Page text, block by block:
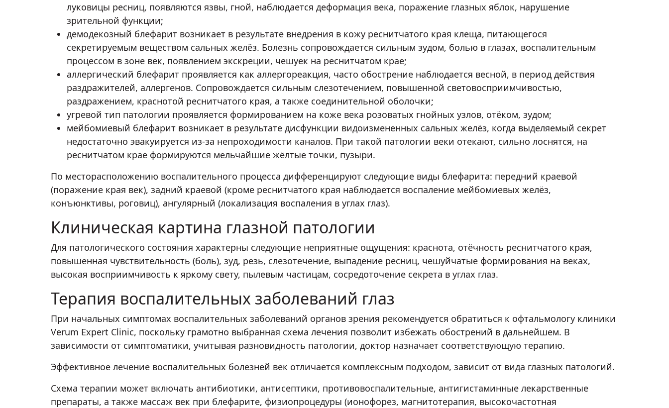
луковицы ресниц, появляются язвы, гной, наблюдается деформация века, поражение глазных яблок, нарушение
зрительной функции;
демодекозный блефарит возникает в результате внедрения в кожу реснитчатого края клеща, питающегося
секретируемым веществом сальных желёз. Болезнь сопровождается сильным зудом, болью в глазах, воспалительным
процессом в зоне век, появлением экскреции, чешуек на реснитчатом крае;
аллергический блефарит проявляется как аллергореакция, часто обострение наблюдается весной, в период действия
раздражителей, аллергенов. Сопровождается сильным слезотечением, повышенной световосприимчивостью,
раздражением, краснотой реснитчатого края, а также соединительной оболочки;
угревой тип патологии проявляется формированием на коже века розоватых гнойных узлов, отёком, зудом;
мейбомиевый блефарит возникает в результате дисфункции видоизмененных сальных желёз, когда выделяемый секрет
недостаточно эвакуируется из-за непроходимости каналов. При такой патологии веки отекают, сильно лоснятся, на
реснитчатом крае формируются мельчайшие жёлтые точки, пузыри.
По месторасположению воспалительного процесса дифференцируют следующие виды блефарита: передний краевой
(поражение края век), задний краевой (кроме реснитчатого края наблюдается воспаление мейбомиевых желёз,
конъюнктивы, роговиц), ангулярный (локализация воспаления в углах глаз).
Клиническая картина глазной патологии
Для патологического состояния характерны следующие неприятные ощущения: краснота, отёчность реснитчатого края,
повышенная чувствительность (боль), зуд, резь, слезотечение, выпадение ресниц, чешуйчатые формирования на веках,
высокая восприимчивость к яркому свету, пылевым частицам, сосредоточение секрета в углах глаз.
Терапия воспалительных заболеваний глаз
При начальных симптомах воспалительных заболеваний органов зрения рекомендуется обратиться к офтальмологу клиники
Verum Expert Clinic, поскольку грамотно выбранная схема лечения позволит избежать обострений в дальнейшем. В
зависимости от симптоматики, учитывая разновидность патологии, доктор назначает соответствующую терапию.
Эффективное лечение воспалительных болезней век отличается комплексным подходом, зависит от вида глазных патологий.
Схема терапии может включать антибиотики, антисептики, противовоспалительные, антигистаминные лекарственные
препараты, а также массаж век при блефарите, физиопроцедуры (ионофорез, магнитотерапия, высокочастотная